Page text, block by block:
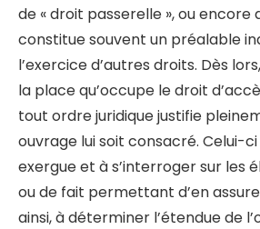
de « droit passerelle », ou encore
constitue souvent un préalable
l’exercice d’autres droits. Dès
la place qu’occupe le droit
tout ordre juridique justifie
ouvrage lui soit consacré. Celui-
exergue et à s’interroger sur les
ou de fait permettant d’en
ainsi, à déterminer l’étendue de